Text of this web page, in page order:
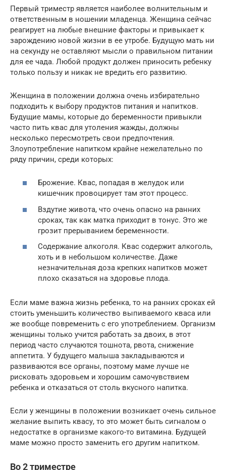
Первый триместр является наиболее волнительным и
ответственным в ношении младенца. Женщина сейчас
реагирует на любые внешние факторы и привыкает к
зарождению новой жизни в ее утробе. Будущую мать ни
на секунду не оставляют мысли о правильном питании
для ее чада. Любой продукт должен приносить ребенку
только пользу и никак не вредить его развитию.
Женщина в положении должна очень избирательно
подходить к выбору продуктов питания и напитков.
Будущие мамы, которые до беременности привыкли
часто пить квас для утоления жажды, должны
несколько пересмотреть свои предпочтения.
Злоупотребление напитком крайне нежелательно по
ряду причин, среди которых:
Брожение. Квас, попадая в желудок или
кишечник провоцирует там этот процесс.
Вздутие живота, что очень опасно на ранних
сроках, так как матка приходит в тонус. Это же
грозит прерыванием беременности.
Содержание алкоголя. Квас содержит алкоголь,
хоть и в небольшом количестве. Даже
незначительная доза крепких напитков может
плохо сказаться на здоровье плода.
Если маме важна жизнь ребенка, то на ранних сроках ей
стоить уменьшить количество выпиваемого кваса или
же вообще повременить с его употреблением. Организм
женщины только учится работать за двоих, в этот
период часто случаются тошнота, рвота, снижение
аппетита. У будущего малыша закладываются и
развиваются все органы, поэтому маме лучше не
рисковать здоровьем и хорошим самочувствием
ребенка и отказаться от столь вкусного напитка.
Если у женщины в положении возникает очень сильное
желание выпить квасу, то это может быть сигналом о
недостатке в организме какого-то витамина. Будущей
маме можно просто заменить его другим напитком.
Во 2 триместре